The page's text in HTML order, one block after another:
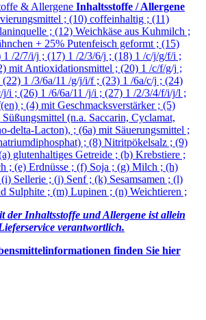
& Allergene Inhaltsstoffe / Allergene
; (10) coffeinhaltig ; (11)
; (12) Weichkäse aus Kuhmilch ;
+ 25% Putenfeisch geformt ; (15)
1 /2/7/i/j ; (17) 1 /2/3/6/j ; (18) 1 /c/j/g/f/i ;
mit Antioxidationsmittel ; (20) 1 /c/f/g/j ;
1 /3/6a/11 /g/j/i/f ; (23) 1 /6a/c/j ; (24)
j/i ; (26) 1 /6/6a/11 /j/i ; (27) 1 /2/3/4/f/i/j/l ;
; (4) mit Geschmacksverstärker ; (5)
(n.a. Saccarin, Cyclamat,
delta-Lacton), ; (6a) mit Säuerungsmittel ;
; (8) Nitritpökelsalz ; (9)
glutenhaltiges Getreide ; (b) Krebstiere ;
; (e) Erdnüsse ; (f) Soja ; (g) Milch ; (h)
Sellerie ; (j) Senf ; (k) Sesamsamen ; (l)
Sulphite ; (m) Lupinen ; (n) Weichtieren ;
der Inhaltsstoffe und Allergene ist allein
verantwortlich.
finden Sie hier